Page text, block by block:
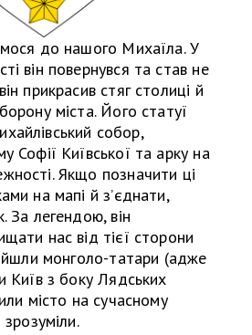
до нашого Михаїла. У
він повернувся та став не
прикрасив стяг столиці й
міста. Його статуї
собор,
Софії Київської та арку на
Якщо позначити ці
на мапі й з’єднати,
За легендою, він
нас від тієї сторони
монголо-татари (адже
Київ з боку Лядських
місто на сучасному